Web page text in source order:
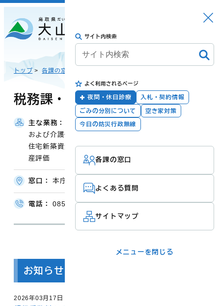
トップに戻る
暮らしの手続き 健康・福祉
子育て・教育 防災・安全
町政
産業・観光・文
日本語
English
한국어
简体汉语
サイト内検索
よく利用されるページ
夜間・休日診療
入札・契約情報
ごみの分別について
空き家対策
今日の防災行政無線
各課の窓口
よくある質問
サイトマップ
メニューを閉じる
トップ >各課の窓口
税務課・滞納対策室
主な業務：
町税及び県民税の賦課徴収、国民健康保険税
および介護保険料、後期高齢者医療保険料の賦課徴収、
住宅新築資金の徴収、滞納対策、各種税務証明、固定資
産評価
窓口： 本庁舎1階
電話： 0859-54-5208
お知らせ
2026年03月17日